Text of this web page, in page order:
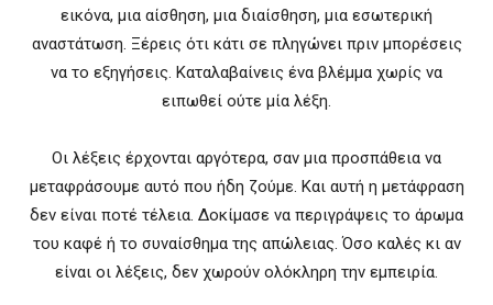
εικόνα, μια αίσθηση, μια διαίσθηση, μια εσωτερική
αναστάτωση. Ξέρεις ότι κάτι σε πληγώνει πριν μπορέσεις
να το εξηγήσεις. Καταλαβαίνεις ένα βλέμμα χωρίς να
ειπωθεί ούτε μία λέξη.
Οι λέξεις έρχονται αργότερα, σαν μια προσπάθεια να
μεταφράσουμε αυτό που ήδη ζούμε. Και αυτή η μετάφραση
δεν είναι ποτέ τέλεια. Δοκίμασε να περιγράψεις το άρωμα
του καφέ ή το συναίσθημα της απώλειας. Όσο καλές κι αν
είναι οι λέξεις, δεν χωρούν ολόκληρη την εμπειρία.